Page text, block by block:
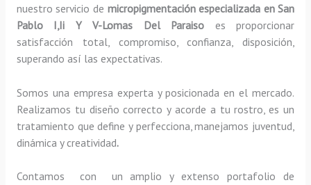
nuestro servicio de micropigmentación especializada en San
Pablo I,Ii Y V-Lomas Del Paraiso es proporcionar
satisfacción total, compromiso, confianza, disposición,
superando así las expectativas.
Somos una empresa experta y posicionada en el mercado.
Realizamos tu diseño correcto y acorde a tu rostro, es un
tratamiento que define y perfecciona, manejamos juventud,
dinámica y creatividad.
Contamos con un amplio y extenso portafolio de